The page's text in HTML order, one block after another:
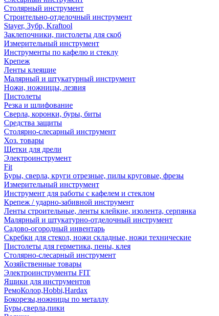
Столярный инструмент
Строительно-отделочный инструмент
Stayer, Зубр, Kraftool
Заклепочники, пистолеты для скоб
Измерительный инструмент
Инструменты по кафелю и стеклу
Крепеж
Ленты клеящие
Малярный и штукатурный инструмент
Ножи, ножницы, лезвия
Пистолеты
Резка и шлифование
Сверла, коронки, буры, биты
Средства защиты
Столярно-слесарный инструмент
Хоз. товары
Щетки для дрели
Электроинструмент
Fit
Буры, сверла, круги отрезные, пилы круговые, фрезы
Измерительный инструмент
Инструмент для работы с кафелем и стеклом
Крепеж / ударно-забивной инструмент
Ленты строительные, ленты клейкие, изолента, серпянка
Малярный и штукатурно-отделочный инструмент
Садово-огородный инвентарь
Скребки для стекол, ножи складные, ножи технические
Пистолеты для герметика, пены, клея
Столярно-слесарный инструмент
Хозяйственные товары
Электроинструменты FIT
Ящики для инструментов
РемоКолор,Hobbi,Hardax
Бокорезы,ножницы по металлу
Буры,сверла,пики